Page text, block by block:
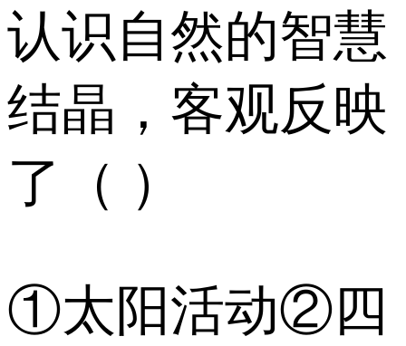
认识自然的智慧
结晶，客观反映
了（ ）
①太阳活动②四